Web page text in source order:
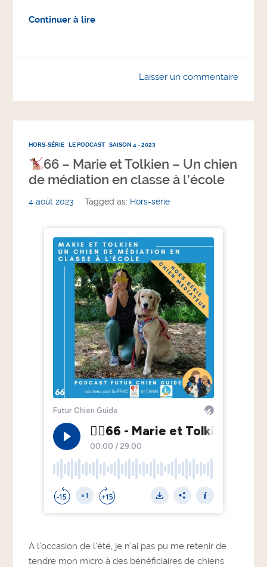
Continuer à lire
Laisser un commentaire
HORS-SÉRIE LE PODCAST SAISON 4 - 2023
66 – Marie et Tolkien – Un chien
de médiation en classe à l’école
4 août 2023 Tagged as: Hors-série
À l’occasion de l’été, je n’ai pas pu me retenir de
tendre mon micro à des bénéficiaires de chiens